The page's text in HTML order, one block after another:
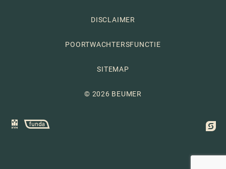
DISCLAIMER
POORTWACHTERSFUNCTIE
SITEMAP
© 2026 BEUMER